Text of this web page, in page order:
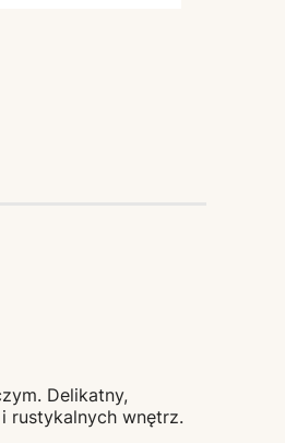
Delikatny,
rustykalnych wnętrz.